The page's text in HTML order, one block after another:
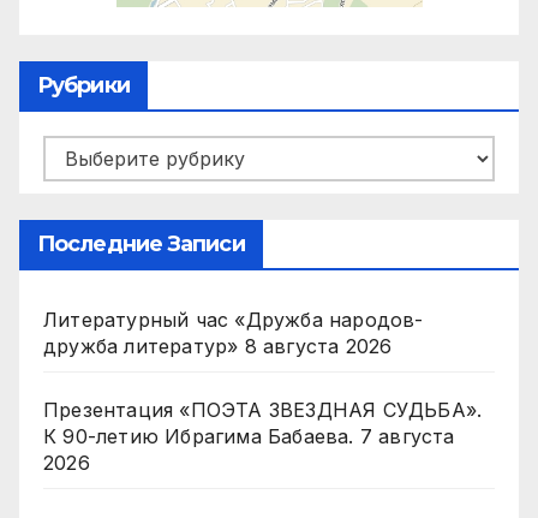
Рубрики
Рубрики
Последние Записи
Литературный час «Дружба народов-
дружба литератур» 8 августа 2026
Презентация «ПОЭТА ЗВЕЗДНАЯ СУДЬБА».
К 90-летию Ибрагима Бабаева. 7 августа
2026